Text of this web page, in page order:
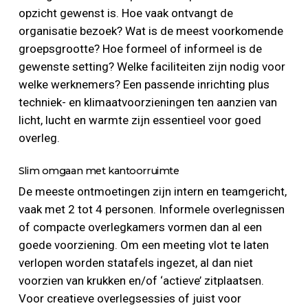
opzicht gewenst is. Hoe vaak ontvangt de
organisatie bezoek? Wat is de meest voorkomende
groepsgrootte? Hoe formeel of informeel is de
gewenste setting? Welke faciliteiten zijn nodig voor
welke werknemers? Een passende inrichting plus
techniek- en klimaatvoorzieningen ten aanzien van
licht, lucht en warmte zijn essentieel voor goed
overleg.
Slim omgaan met kantoorruimte
De meeste ontmoetingen zijn intern en teamgericht,
vaak met 2 tot 4 personen. Informele overlegnissen
of compacte overlegkamers vormen dan al een
goede voorziening. Om een meeting vlot te laten
verlopen worden statafels ingezet, al dan niet
voorzien van krukken en/of ‘actieve’ zitplaatsen.
Voor creatieve overlegsessies of juist voor